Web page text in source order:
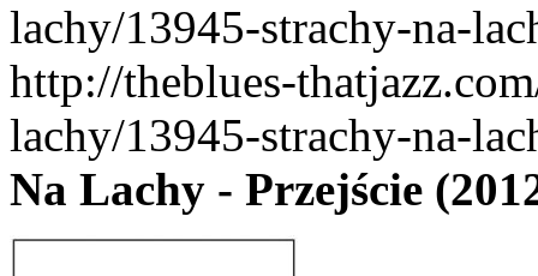
lachy/13945-strachy-na-
http://theblues-
lachy/13945-strachy-na-
Na Lachy - Przejście